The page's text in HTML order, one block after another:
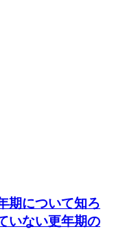
期について知ろ
いない更年期の